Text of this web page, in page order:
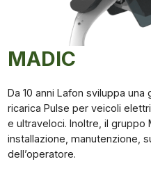
MADIC
Da 10 anni Lafon sviluppa
ricarica Pulse per veicoli
e ultraveloci. Inoltre, il gruppo
installazione, manutenzione,
dell’operatore.